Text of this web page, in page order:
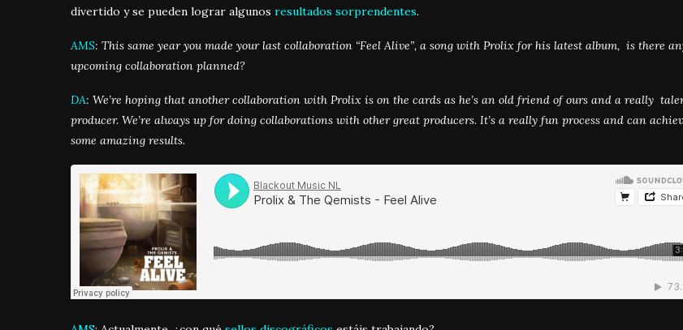
divertido y se pueden lograr algunos resultados sorprendentes.
AMS: This same year you made your last collaboration “Feel Alive”, a song with Prolix for his latest album, is there
upcoming collaboration planned?
DA: We’re hoping that another collaboration with Prolix is on the cards as he’s an old friend of ours and a really
producer. We’re always up for doing collaborations with other great producers. It’s a really fun process and can
some amazing results.